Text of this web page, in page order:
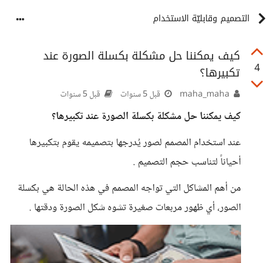
التصميم وقابليّة الاستخدام
4
كيف يمكننا حل مشكلة بكسلة الصورة عند
تكبيرها؟
قبل 5 سنوات قبل 5 سنوات
كيف يمكننا حل مشكلة بكسلة الصورة عند تكبيرها؟
عند استخدام المصمم لصور يُدرجها بتصميمه يقوم بتكبيرها
أحياناً لتناسب حجم التصميم .
من أهم المشاكل التي تواجه المصمم في هذه الحالة هي بكسلة
الصور، أي ظهور مربعات صغيرة تشوه شكل الصورة ودقتها .